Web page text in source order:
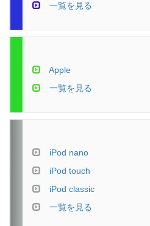
一覧を見る
Apple
一覧を見る
iPod nano
iPod touch
iPod classic
一覧を見る